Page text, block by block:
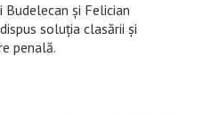
și Felician
soluția clasării și
penală.